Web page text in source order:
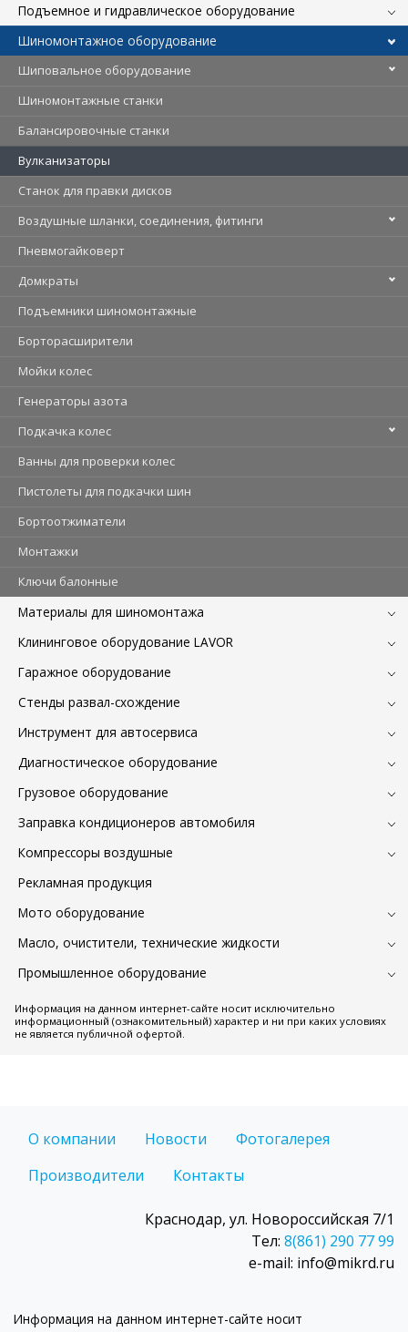
Подъемное и гидравлическое оборудование
Шиномонтажное оборудование
Шиповальное оборудование
Шиномонтажные станки
Балансировочные станки
Вулканизаторы
Станок для правки дисков
Воздушные шланки, соединения, фитинги
Пневмогайковерт
Домкраты
Подъемники шиномонтажные
Борторасширители
Мойки колес
Генераторы азота
Подкачка колес
Ванны для проверки колес
Пистолеты для подкачки шин
Бортоотжиматели
Монтажки
Ключи балонные
Материалы для шиномонтажа
Клининговое оборудование LAVOR
Гаражное оборудование
Стенды развал-схождение
Инструмент для автосервиса
Диагностическое оборудование
Грузовое оборудование
Заправка кондиционеров автомобиля
Компрессоры воздушные
Рекламная продукция
Мото оборудование
Масло, очистители, технические жидкости
Промышленное оборудование
Информация на данном интернет-сайте носит исключительно
информационный (ознакомительный) характер и ни при каких условиях
не является публичной офертой.
О компании Новости
Фотогалерея
Производители
Контакты
Краснодар, ул. Новороссийская 7/1
Тел: 8(861) 290 77 99
e-mail: info@mikrd.ru
Информация на данном интернет-сайте носит